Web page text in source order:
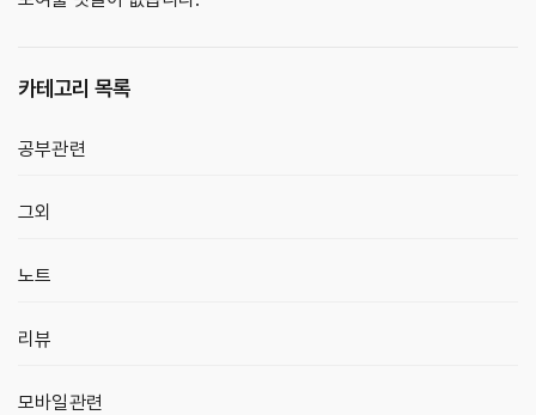
카테고리 목록
공부관련
그외
노트
리뷰
모바일관련